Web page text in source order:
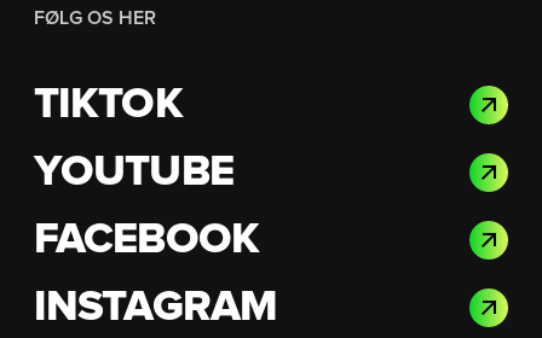
FØLG OS HER
TIKTOK
YOUTUBE
FACEBOOK
INSTAGRAM